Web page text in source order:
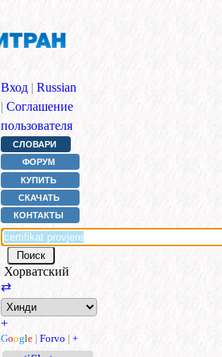
Вход | Russian
| Соглашение
пользователя
СЛОВАРИ
ФОРУМ
КУПИТЬ
СКАЧАТЬ
КОНТАКТЫ
Хорватский
⇄
+
Google | Forvo | +